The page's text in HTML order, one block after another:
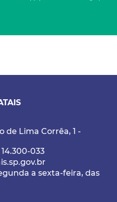
de Lima Corrêa, 1 -
033
a sexta-feira, das